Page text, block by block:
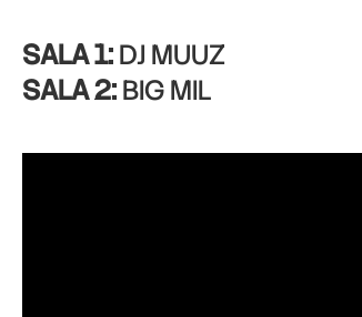
SALA 1:DJ MUUZ
SALA 2:BIG MIL